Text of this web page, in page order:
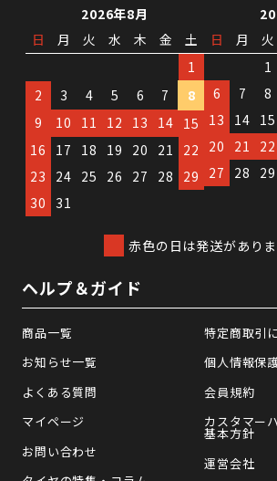
2026年8月
日
月 火 水 木 金
土
1
2
3 4 5 6 7
8
9
10 11 12 13 14 15
16
17 18 19 20 21
22
23
24 25 26 27 28
29
30
31
日
月 火
1
6
7 8
13
14 15
20
21 22
27
28 29
赤色の日は発送があり
ヘルプ＆ガイド
商品一覧
お知らせ一覧
よくある質問
マイページ
お問い合わせ
特定商取引
個人情報保
会員規約
カスタマー
基本方針
運営会社